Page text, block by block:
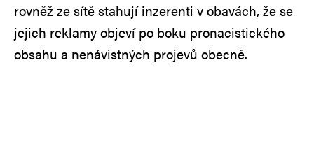
rovněž ze sítě stahují inzerenti v obavách, že se
jejich reklamy objeví po boku pronacistického
obsahu a nenávistných projevů obecně.